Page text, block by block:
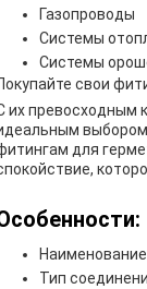
Газопроводы
Системы
Системы
свои
их превосходным
для
Тип